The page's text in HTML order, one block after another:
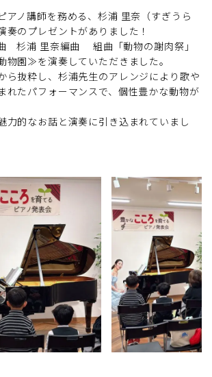
アノ講師を務める、杉浦 里奈（すぎうら
奏のプレゼントがありました！
杉浦 里奈編曲 組曲「動物の謝肉祭」
物園≫を演奏していただきました。
ら抜粋し、杉浦先生のアレンジにより歌や
れたパフォーマンスで、個性豊かな動物が
力的なお話と演奏に引き込まれていまし